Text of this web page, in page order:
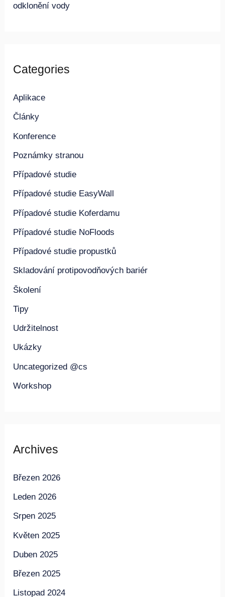
odklonění vody
Categories
Aplikace
Články
Konference
Poznámky stranou
Případové studie
Případové studie EasyWall
Případové studie Koferdamu
Případové studie NoFloods
Případové studie propustků
Skladování protipovodňových bariér
Školení
Tipy
Udržitelnost
Ukázky
Uncategorized @cs
Workshop
Archives
Březen 2026
Leden 2026
Srpen 2025
Květen 2025
Duben 2025
Březen 2025
Listopad 2024